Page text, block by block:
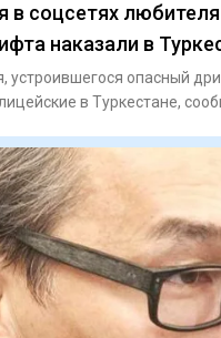
в соцсетях любителя
наказали в
устроившегося опасный
в Туркестане,